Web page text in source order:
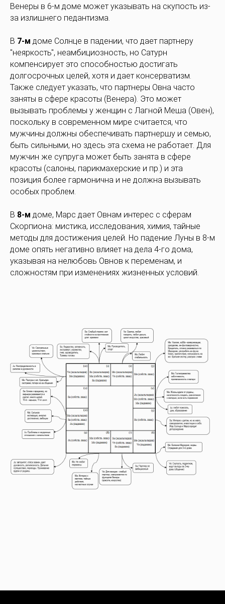
Венеры в 6-м доме может указывать на скупость из-
за излишнего педантизма.
В 7-м доме Солнце в падении, что дает партнеру
"неяркость", неамбициозность, но Сатурн
компенсирует это способностью достигать
долгосрочных целей, хотя и дает консерватизм.
Также следует указать, что партнеры Овна часто
заняты в сфере красоты (Венера). Это может
вызывать проблемы у женщин с Лагной Меша (Овен),
поскольку в современном мире считается, что
мужчины должны обеспечивать партнершу и семью,
быть сильными, но здесь эта схема не работает. Для
мужчин же супруга может быть занята в сфере
красоты (салоны, парикмахерские и пр.) и эта
позиция более гармонична и не должна вызывать
особых проблем.
В 8-м доме, Марс дает Овнам интерес с сферам
Скорпиона: мистика, исследования, химия, тайные
методы для достижения целей. Но падение Луны в 8-м
доме опять негативно влияет на дела 4-го дома,
указывая на нелюбовь Овнов к переменам, и
сложностям при изменениях жизненных условий.